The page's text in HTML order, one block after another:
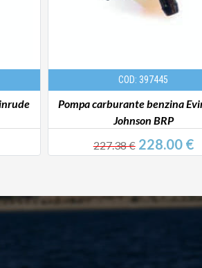
COD: 397445
Pompa carburante benzina
Johnson BRP
227.38 €228.00 €